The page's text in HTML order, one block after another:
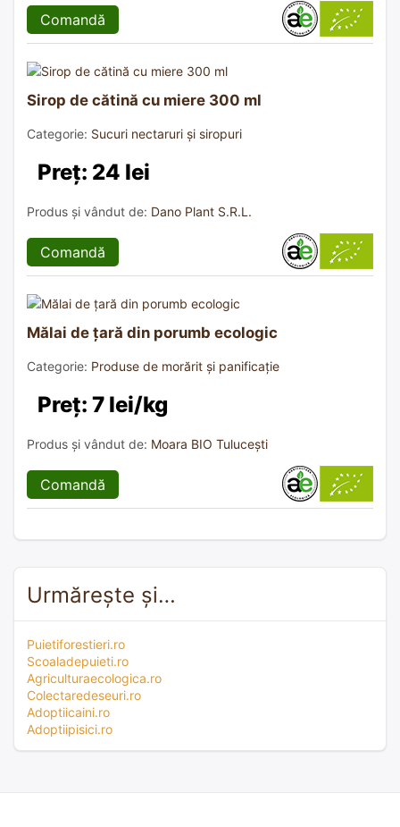
Comandă
Sirop de cătină cu miere 300 ml
Categorie: Sucuri nectaruri și siropuri
Preț: 24 lei
Produs și vândut de: Dano Plant S.R.L.
Comandă
Mălai de țară din porumb ecologic
Categorie: Produse de morărit și panificație
Preț: 7 lei/kg
Produs și vândut de: Moara BIO Tulucești
Comandă
Urmărește și…
Puietiforestieri.ro
Scoaladepuieti.ro
Agriculturaecologica.ro
Colectaredeseuri.ro
Adoptiicaini.ro
Adoptiipisici.ro